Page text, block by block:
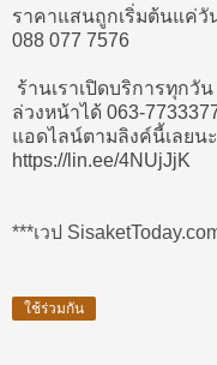
ราคาแสนถูกเริ่มต้นแค่วั
088 077 7576
ร้านเราเปิดบริการทุกวั
ล่วงหน้าได้ 063-
แอดไลน์ตามลิงค์นี้เลยน
https://lin.ee/4NUjJjK
***เวป
ใช้ร่วมกัน